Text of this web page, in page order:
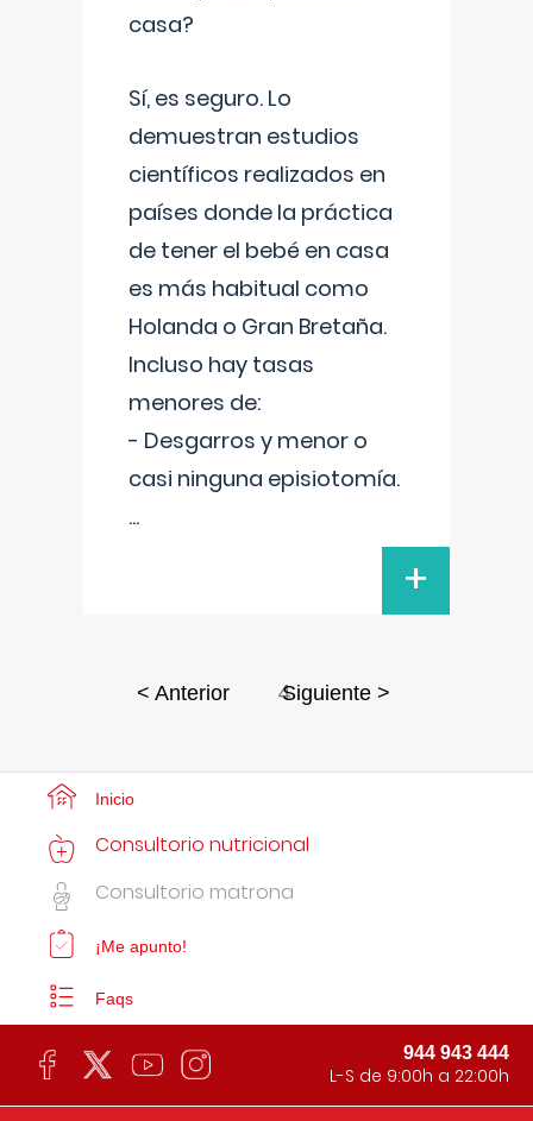
casa?
Sí, es seguro. Lo
demuestran estudios
científicos realizados en
países donde la práctica
de tener el bebé en casa
es más habitual como
Holanda o Gran Bretaña.
Incluso hay tasas
menores de:
- Desgarros y menor o
casi ninguna episiotomía.
...
+
< Anterior 4
Siguiente >
Inicio
Consultorio nutricional
Consultorio matrona
¡Me apunto!
Faqs
944 943 444
L-S de 9:00h a 22:00h